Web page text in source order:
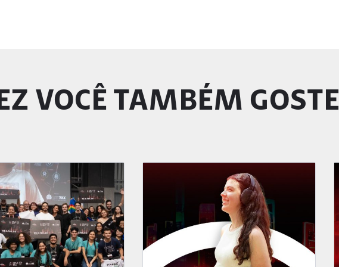
VOCÊ TAMBÉM GOSTE